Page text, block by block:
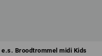
e.s. Broodtrommel midi Kids